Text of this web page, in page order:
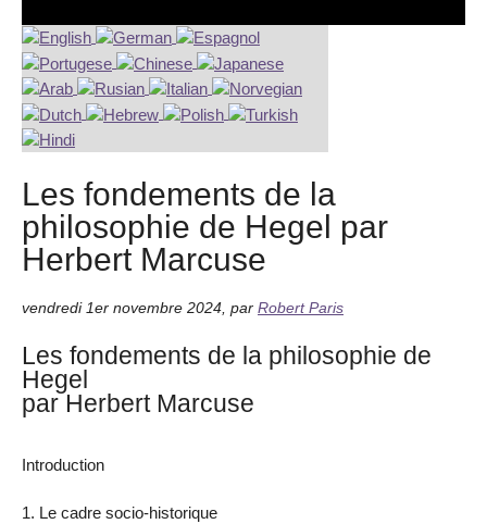
Les fondements de la
philosophie de Hegel par
Herbert Marcuse
vendredi 1er novembre 2024 par Robert Paris
Les fondements de la philosophie de
Hegel
par Herbert Marcuse
Introduction
1. Le cadre socio-historique